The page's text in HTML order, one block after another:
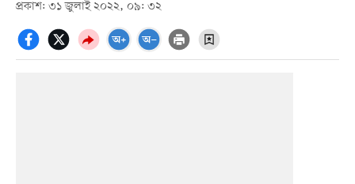
প্রকাশ: ৩১ জুলাই ২০২২, ০৯: ৩২